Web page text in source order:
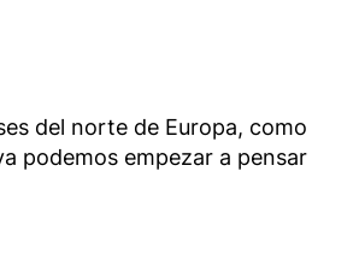
del norte de Europa, como
podemos empezar a pensar